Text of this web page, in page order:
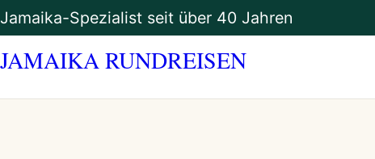
Zum
Inhalt
Jamaika-Spezialist seit über 40 Jahren
JAMAIKA RUNDREISEN